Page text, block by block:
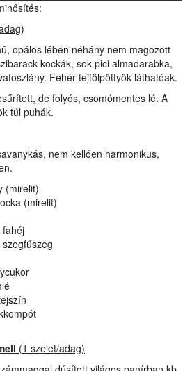
opálos lében néhány nem magozott
kockák, sok pici almadarabka,
Fehér tejfölpöttyök láthatóak.
de folyós, csomómentes lé. A
túl puhák.
nem kellően harmonikus,
(mirelit)
(mirelit)
fahéj
szegfűszeg
(1 szelet/adag)